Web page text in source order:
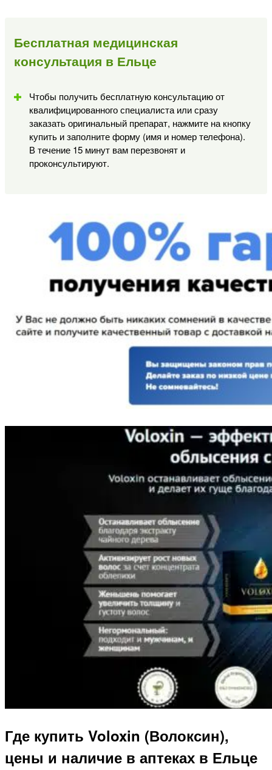
Бесплатная медицинская
консультация в Ельце
Чтобы получить бесплатную консультацию от
квалифицированного специалиста или сразу
заказать оригинальный препарат, нажмите на кнопку
купить и заполните форму (имя и номер телефона).
В течение 15 минут вам перезвонят и
проконсультируют.
Где купить Voloxin (Волоксин),
цены и наличие в аптеках в Ельце